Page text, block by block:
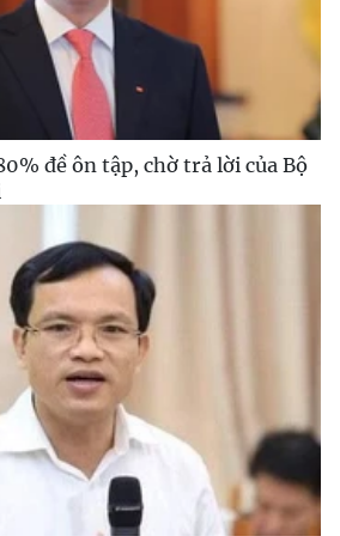
đề ôn tập, chờ trả lời của Bộ